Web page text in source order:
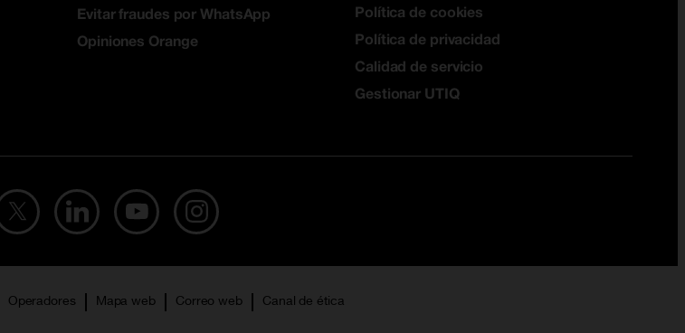
Evitar fraudes por WhatsApp
Opiniones Orange
Política de cookies
Política de privacidad
Calidad de servicio
Gestionar UTIQ
Operadores Mapa web Correo web Canal de ética